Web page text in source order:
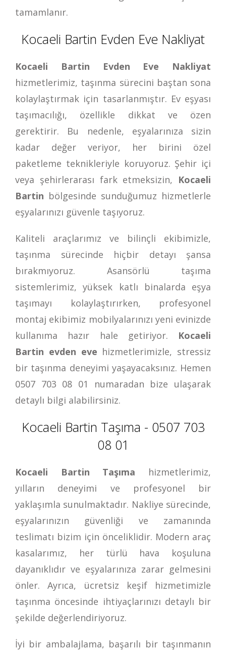
tamamlanır.
Kocaeli Bartin Evden Eve Nakliyat
Kocaeli Bartin Evden Eve Nakliyat
hizmetlerimiz, taşınma sürecini baştan sona
kolaylaştırmak için tasarlanmıştır. Ev eşyası
taşımacılığı, özellikle dikkat ve özen
gerektirir. Bu nedenle, eşyalarınıza sizin
kadar değer veriyor, her birini özel
paketleme teknikleriyle koruyoruz. Şehir içi
veya şehirlerarası fark etmeksizin, Kocaeli
Bartin bölgesinde sunduğumuz hizmetlerle
eşyalarınızı güvenle taşıyoruz.
Kaliteli araçlarımız ve bilinçli ekibimizle,
taşınma sürecinde hiçbir detayı şansa
bırakmıyoruz. Asansörlü taşıma
sistemlerimiz, yüksek katlı binalarda eşya
taşımayı kolaylaştırırken, profesyonel
montaj ekibimiz mobilyalarınızı yeni evinizde
kullanıma hazır hale getiriyor. Kocaeli
Bartin evden eve hizmetlerimizle, stressiz
bir taşınma deneyimi yaşayacaksınız. Hemen
0507 703 08 01
numaradan bize ulaşarak
detaylı bilgi alabilirsiniz.
Kocaeli Bartin Taşıma - 0507 703
08 01
Kocaeli Bartin Taşıma hizmetlerimiz,
yılların deneyimi ve profesyonel bir
yaklaşımla sunulmaktadır. Nakliye sürecinde,
eşyalarınızın güvenliği ve zamanında
teslimatı bizim için önceliklidir. Modern araç
kasalarımız, her türlü hava koşuluna
dayanıklıdır ve eşyalarınıza zarar gelmesini
önler. Ayrıca, ücretsiz keşif hizmetimizle
taşınma öncesinde ihtiyaçlarınızı detaylı bir
şekilde değerlendiriyoruz.
İyi bir ambalajlama, başarılı bir taşınmanın